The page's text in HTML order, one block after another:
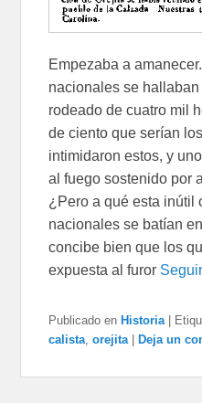
Empezaba a
nacionales se
rodeado de cuatro mil
de ciento que serían
intimidaron estos, y
al fuego sostenido por
¿Pero a qué esta inútil
nacionales se batían
concibe bien que los
expuesta al furor
Publicado en Historia
calista ,orejita Deja un